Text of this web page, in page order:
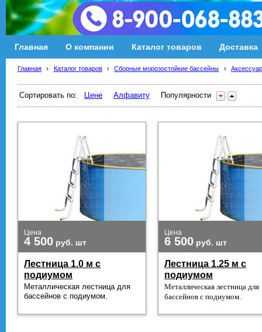
Главная О компании Каталог товаров Доставка
Главная › Каталог товаров › Сборные морозостойкие бассейны ›
Сортировать по: Цене Алфавиту Популярности
Цена
4 500 руб. шт
Лестница 1.0 м с
подиумом
Металлическая лестница для
бассейнов с подиумом.
Цена
6 500 руб. шт
Лестница 1.25 м с
подиумом
Металлическая лестница для
бассейнов с подиумом.